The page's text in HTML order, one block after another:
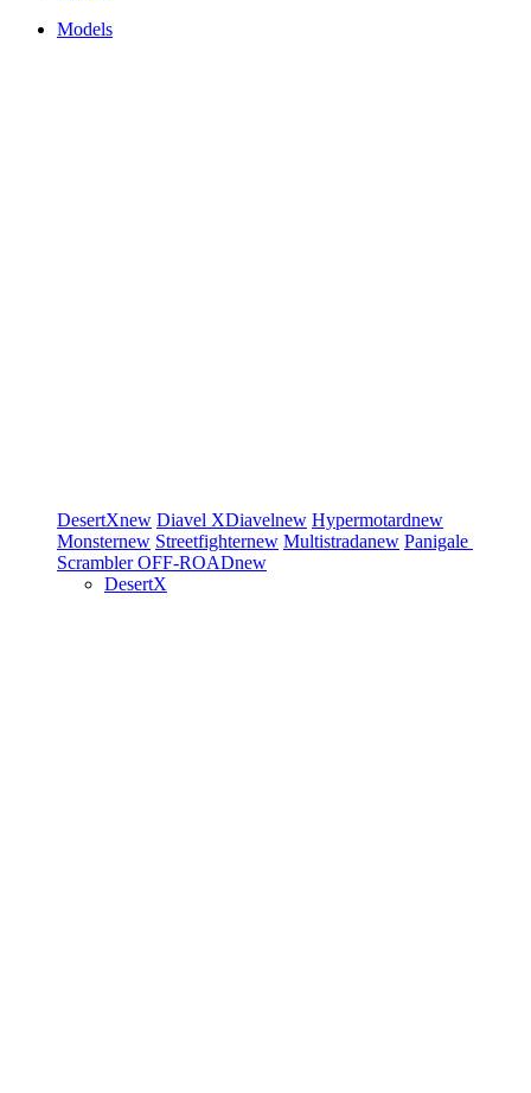
Models
DesertXnew Diavel XDiavelnew Hypermotardnew
Monsternew Streetfighternew Multistradanew Panigale
ScramblerOFF-ROADnew
DesertX